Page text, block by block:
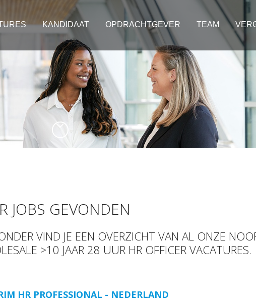
KANDIDAAT OPDRACHTGEVER TEAM
JOBS GEVONDEN
VIND JE EEN OVERZICHT VAN AL ONZE
>10 JAAR 28 UUR HR OFFICER VACATURES.
HR PROFESSIONAL - NEDERLAND